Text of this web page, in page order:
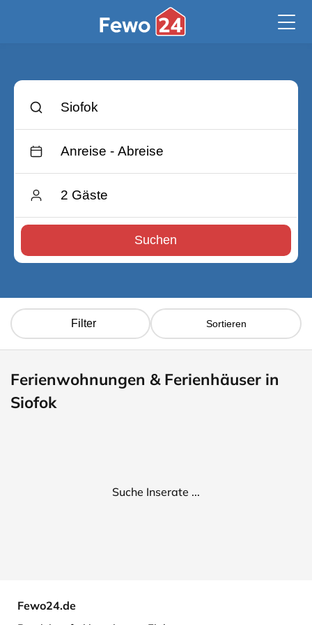
Suchen
Filter Sortieren
Ferienwohnungen & Ferienhäuser in
Siofok
Suche Inserate ...
Fewo24.de